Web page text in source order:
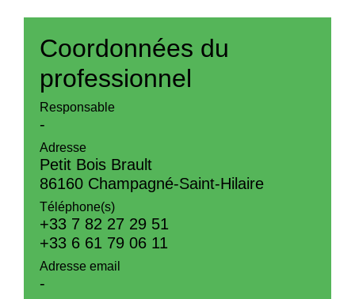
Coordonnées du
professionnel
Responsable
-
Adresse
Petit Bois Brault
86160 Champagné-Saint-Hilaire
Téléphone(s)
+33 7 82 27 29 51
+33 6 61 79 06 11
Adresse email
-